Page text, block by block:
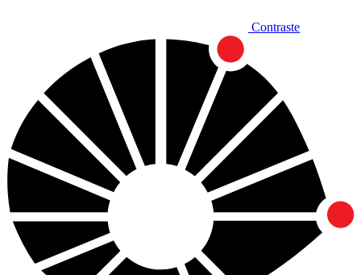
Contraste